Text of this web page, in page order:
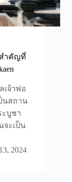
สำคัญที่
เจ้าพ่อ
นสถาน
บูชา
จะเป็น
2024